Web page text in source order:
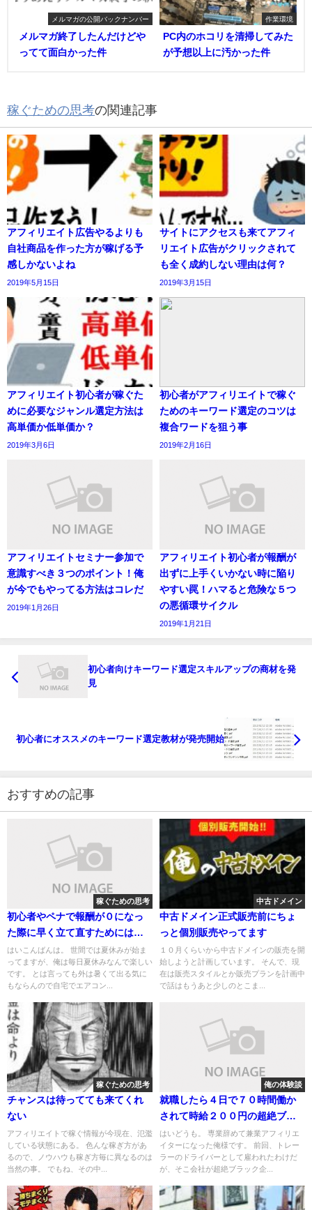
メルマガの公開バックナンバー
メルマガ終了したんだけどや
ってて面白かった件
作業環境
PC内のホコリを清掃してみた
が予想以上に汚かった件
稼ぐための思考の関連記事
アフィリエイト広告やるよりも
自社商品を作った方が稼げる予
感しかないよね
2019年5月15日
サイトにアクセスも来てアフィ
リエイト広告がクリックされて
も全く成約しない理由は何？
2019年3月15日
アフィリエイト初心者が稼ぐた
めに必要なジャンル選定方法は
高単価か低単価か？
2019年3月6日
初心者がアフィリエイトで稼ぐ
ためのキーワード選定のコツは
複合ワードを狙う事
2019年2月16日
アフィリエイトセミナー参加で
意識すべき３つのポイント！俺
が今でもやってる方法はコレだ
2019年1月26日
アフィリエイト初心者が報酬が
出ずに上手くいかない時に陥り
やすい罠！ハマると危険な５つ
の悪循環サイクル
2019年1月21日
初心者向けキーワード選定スキルアップの商材を発
見
初心者にオススメのキーワード選定教材が発売開始
おすすめの記事
稼ぐための思考
初心者やペナで報酬が０になっ
た際に早く立て直すためには何
やればいい？
はいこんばんは。 世間では夏休みが始ま
ってますが、俺は毎日夏休みなんで楽しい
です。 とは言っても外は暑くて出る気に
もならんので自宅でエアコン...
中古ドメイン
中古ドメイン正式販売前にちょ
っと個別販売やってます
１０月くらいから中古ドメインの販売を開
始しようと計画しています。 そんで、現
在は販売スタイルとか販売プランを計画中
で話はもうあと少しのとこま...
稼ぐための思考
チャンスは待ってても来てくれ
ない
アフィリエイトで稼ぐ情報が今現在、氾濫
している状態にある。 色んな稼ぎ方があ
るので、ノウハウも稼ぎ方毎に異なるのは
当然の事。 でもね、その中...
俺の体験談
就職したら４日で７０時間働か
されて時給２００円の超絶ブラ
ック企業だった件
はいどうも。 専業辞めて兼業アフィリエ
イターになった俺様です。 前回、トレー
ラーのドライバーとして雇われたわけだ
が、そこ会社が超絶ブラック企...